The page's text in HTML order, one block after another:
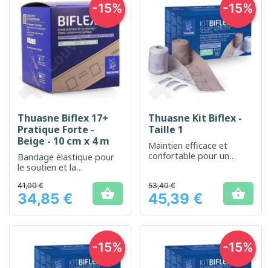
Thuasne Biflex 17+
Pratique Forte -
Beige - 10 cm x 4 m
Bandage élastique pour
le soutien et la
Prix
41,00 €
34,85 € 
-15%
Thuasne Kit Biflex -
Taille 1
Maintien efficace et
confortable pour un
Prix
53,40 €
45,39 € 
-15%
-15% -15%